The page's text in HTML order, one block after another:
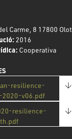
Carme, 8 17800 Olot
2016
Cooperativa
resilience-
v06.pdf
resilience-